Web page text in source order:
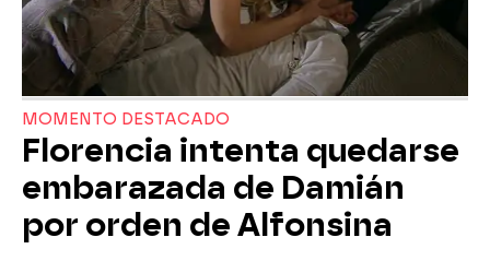
MOMENTO DESTACADO
Florencia intenta quedarse
embarazada de Damián
por orden de Alfonsina